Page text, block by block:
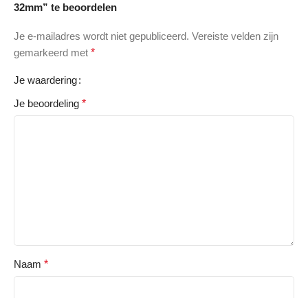
32mm” te beoordelen
Je e-mailadres wordt niet gepubliceerd. Vereiste velden zijn
gemarkeerd met *
Je waardering
Je beoordeling *
Naam *